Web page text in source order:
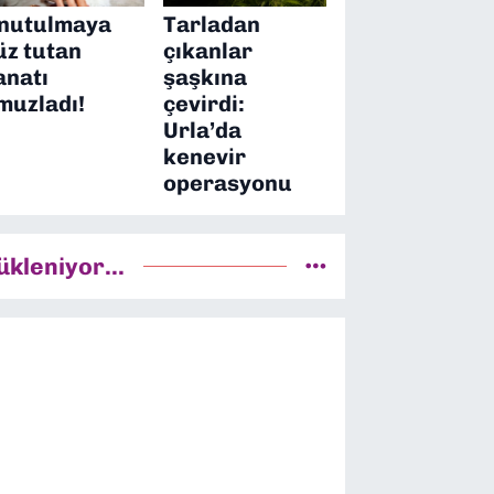
tutan
Tarladan
çıkanlar
şaşkına
çevirdi:
Urla’da
kenevir
operasyonu